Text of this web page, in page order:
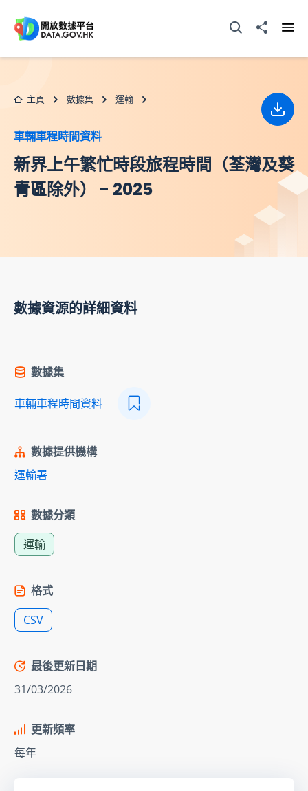
打開搜尋器分享至
主頁 數據集 運輸
車輛車程時間資料
新界上午繁忙時段旅程時間（荃灣及葵
青區除外） - 2025
下載
數據資源的詳細資料
數據集
車輛車程時間資料
數據提供機構
運輸署
數據分類
運輸
格式
CSV
最後更新日期
31/03/2026
更新頻率
每年